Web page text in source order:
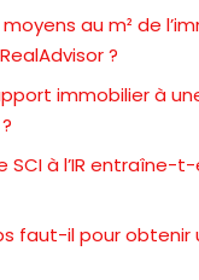
au m² de
?
immobilier à
SCI à l’IR entraîne-
faut-il pour obtenir